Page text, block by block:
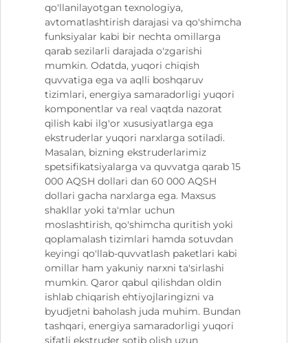
qo'llanilayotgan texnologiya,
avtomatlashtirish darajasi va qo'shimcha
funksiyalar kabi bir nechta omillarga
qarab sezilarli darajada o'zgarishi
mumkin. Odatda, yuqori chiqish
quvvatiga ega va aqlli boshqaruv
tizimlari, energiya samaradorligi yuqori
komponentlar va real vaqtda nazorat
qilish kabi ilg'or xususiyatlarga ega
ekstruderlar yuqori narxlarga sotiladi.
Masalan, bizning ekstruderlarimiz
spetsifikatsiyalarga va quvvatga qarab 15
000 AQSH dollari dan 60 000 AQSH
dollari gacha narxlarga ega. Maxsus
shakllar yoki ta'mlar uchun
moslashtirish, qo'shimcha quritish yoki
qoplamalash tizimlari hamda sotuvdan
keyingi qo'llab-quvvatlash paketlari kabi
omillar ham yakuniy narxni ta'sirlashi
mumkin. Qaror qabul qilishdan oldin
ishlab chiqarish ehtiyojlaringizni va
byudjetni baholash juda muhim. Bundan
tashqari, energiya samaradorligi yuqori
sifatli ekstruder sotib olish uzun